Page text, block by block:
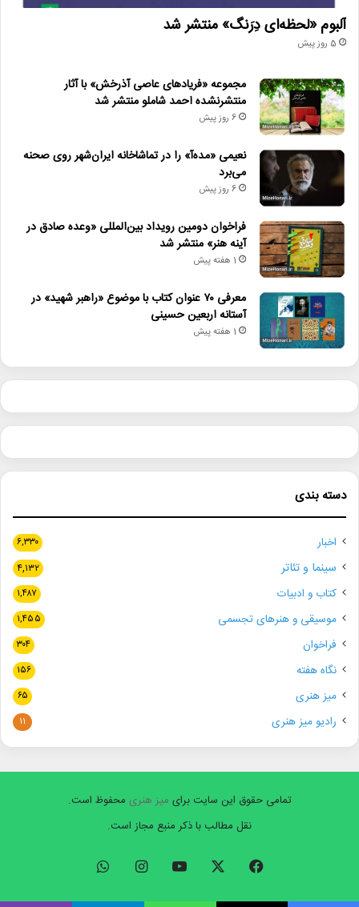
آلبوم «لحظه‌ای دِرَنگ» منتشر شد
5 روز پیش
مجموعه «فریادهای عاصی آذرخش» با آثار
منتشرنشده احمد شاملو منتشر شد
6 روز پیش
نعیمی «مده‌آ» را در تماشاخانه ایران‌شهر روی صحنه
می‌برد
6 روز پیش
فراخوان دومین رویداد بین‌المللی «وعده صادق در
آینه هنر» منتشر شد
1 هفته پیش
معرفی ۷۰ عنوان کتاب با موضوع «راهبر شهید» در
آستانه اربعین حسینی
1 هفته پیش
دسته بندی
اخبار ۶,۳۳۰
سینما و تئاتر ۴,۱۳۲
کتاب و ادبیات ۱,۴۸۷
موسیقی و هنرهای تجسمی ۱,۴۵۵
فراخوان ۳۰۴
نگاه هفته ۱۵۶
میز هنری ۶۵
رادیو میز هنری ۱۱
تمامی حقوق این سایت برای میز هنری محفوظ است.
نقل مطالب با ذکر منبع مجاز است.
فیسبوک ایکس یوتیوب اینستاگرام